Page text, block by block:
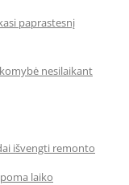
paprastesnį
nesilaikant
išvengti remonto
laiko